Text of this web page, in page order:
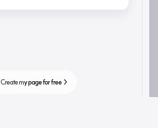
Create my page for free  >